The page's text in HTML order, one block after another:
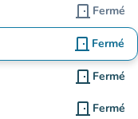
door_front Fermé
door_front Fermé
door_front Fermé
door_front Fermé